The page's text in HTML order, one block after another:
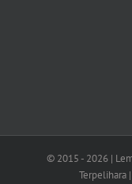
© 2015 - 2026 |
Terpelihara |